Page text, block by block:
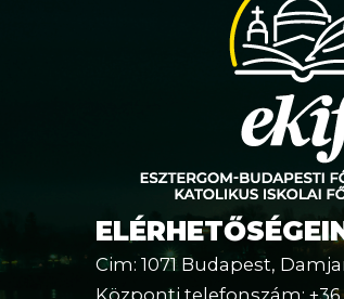
Cim: 1071 Budapest,